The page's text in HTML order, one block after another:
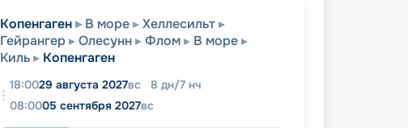
Копенгаген В море
Хеллесильт
Гейрангер
Олесунн Флом
В море
Киль
Копенгаген
18:0029 августа 2027вс 8 дн/7 нч
08:0005 сентября 2027вс